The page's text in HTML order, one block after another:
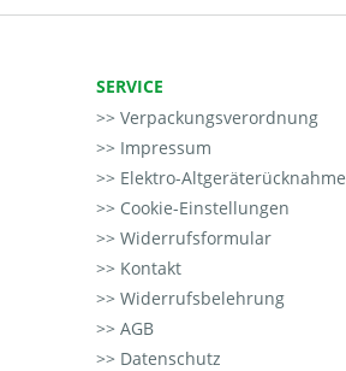
SERVICE
Verpackungsverordnung
Impressum
Elektro-Altgeräterücknahme
Cookie-Einstellungen
Widerrufsformular
Kontakt
Widerrufsbelehrung
AGB
Datenschutz